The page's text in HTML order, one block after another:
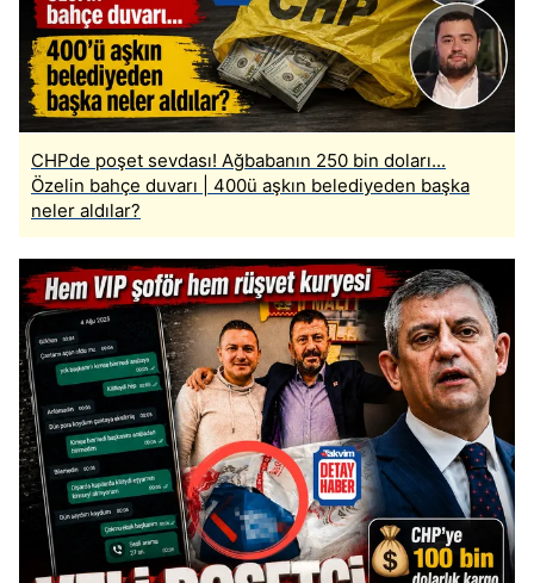
CHPde poşet sevdası! Ağbabanın 250 bin doları...
Özelin bahçe duvarı | 400ü aşkın belediyeden başka
neler aldılar?